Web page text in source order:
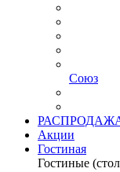
Союз
Акции
Гостиная
Гостиные